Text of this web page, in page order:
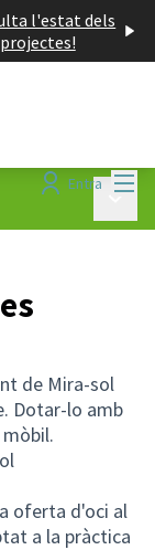
l'estat dels
projectes!
Entra
de Mira-sol
Dotar-lo amb
oferta d'oci al
a la pràctica